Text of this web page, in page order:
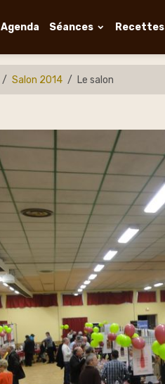
Agenda Séances Recettes
Salon 2014 Le salon